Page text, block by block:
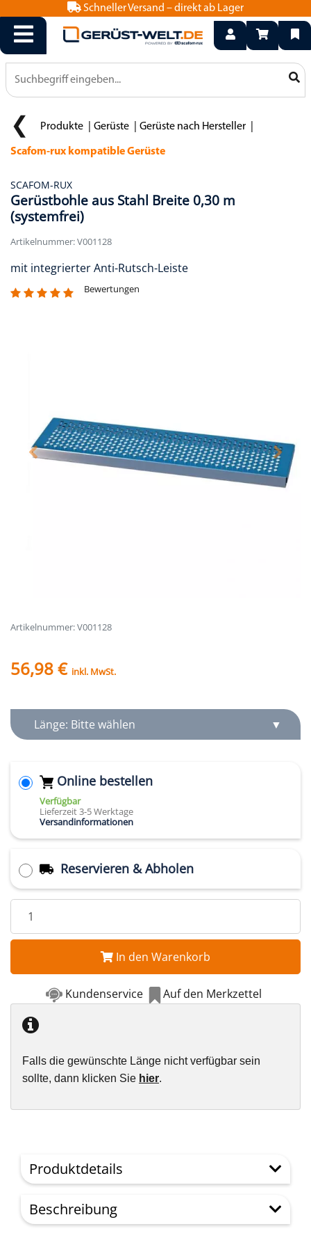
Schneller Versand – direkt ab Lager
0800 15 50 550
info@geruest-welt.de
Produkte Gerüste Gerüste nach Hersteller
Scafom-rux kompatible Gerüste
SCAFOM-RUX
Gerüstbohle aus Stahl Breite 0,30 m
(systemfrei)
Artikelnummer: V001128
mit integrierter Anti-Rutsch-Leiste
Bewertungen
Artikelnummer: V001128
56,98 € inkl. MwSt.
Länge: Bitte wählen
Online bestellen
Verfügbar
Lieferzeit 3-5 Werktage
Versandinformationen
Reservieren & Abholen
In den Warenkorb
Kundenservice Auf den Merkzettel
Falls die gewünschte Länge nicht verfügbar sein
sollte, dann klicken Sie hier.
Produktdetails
Beschreibung